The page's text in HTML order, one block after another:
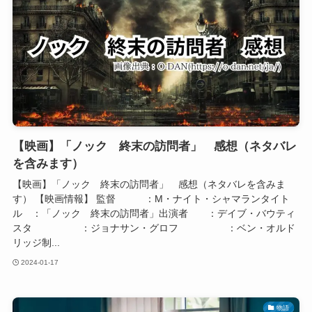
【映画】「ノック 終末の訪問者」 感想（ネタバレ
を含みます）
【映画】「ノック 終末の訪問者」 感想（ネタバレを含みま
す） 【映画情報】 監督 ：M・ナイト・シャマランタイト
ル ：「ノック 終末の訪問者」出演者 ：デイブ・バウティ
スタ ：ジョナサン・グロフ ：ベン・オルド
リッジ制...
2024-01-17
物語